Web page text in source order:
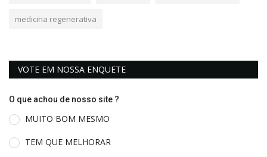
medicina regenerativa
VOTE EM NOSSA ENQUETE
O que achou de nosso site ?
MUITO BOM MESMO
TEM QUE MELHORAR